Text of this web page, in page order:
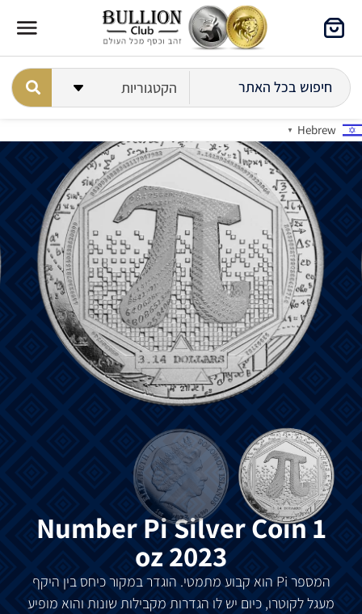
Hebrew
▼
Number Pi Silver Coin 1
oz 2023
המספר הוא קבוע מתמטי. הוגדרבמקורכיחס בין היקף
מעגללקוטרו, כיום יש לו הגדרות מקבילות שונות והוא מופיע